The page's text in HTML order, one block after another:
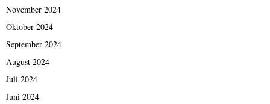
November 2024
Oktober 2024
September 2024
August 2024
Juli 2024
Juni 2024